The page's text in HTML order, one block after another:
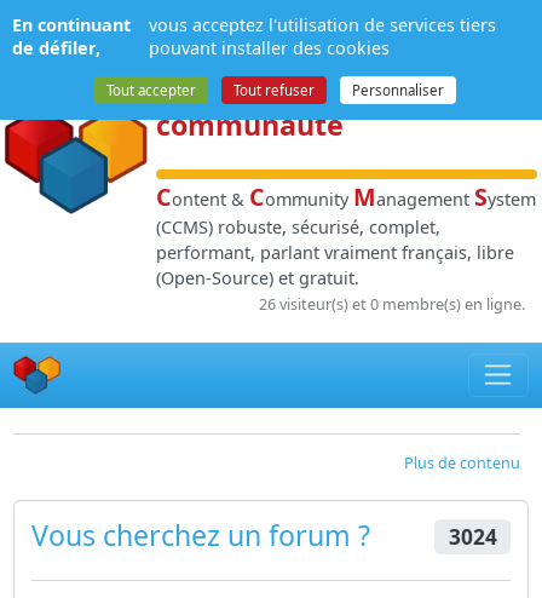
NPDS:Gestion de
contenuet de
communauté
Content & Community Management System
(CCMS) robuste, sécurisé, complet,
performant, parlant vraiment français, libre
(Open-Source) et gratuit.
26 visiteur(s) et 0 membre(s) en ligne.
Plus de contenu
Vous cherchez un forum ? 3024
Panneau de gestion des cookies
En continuant
de défiler,
vous acceptez l'utilisation de services tiers
pouvant installer des cookies
Tout accepter Tout refuser Personnaliser